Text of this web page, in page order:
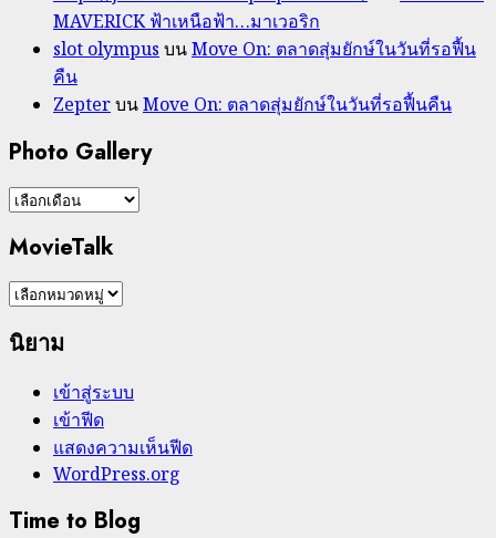
MAVERICK ฟ้าเหนือฟ้า…มาเวอริก
slot olympus บนMove On: ตลาดสุ่มยักษ์ในวันที่รอฟื้น
คืน
ZepterบนMove On: ตลาดสุ่มยักษ์ในวันที่รอฟื้นคืน
Photo Gallery
Photo
MovieTalk
MovieTalk
นิยาม
เข้าสู่ระบบ
เข้าฟีด
แสดงความเห็นฟีด
WordPress.org
Time to Blog